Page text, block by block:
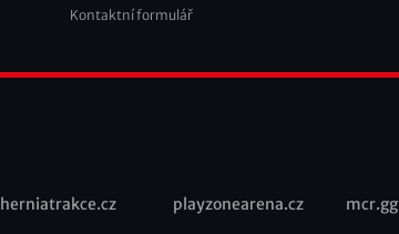
Kontaktní formulář
herniatrakce.cz playzonearena.cz mcr.gg